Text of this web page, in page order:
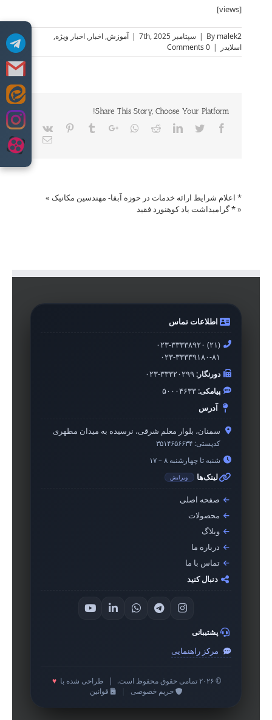
to
content
[views]
By malek2
| سپتامبر 7th, 2025 | آموزش, اخبار, اخبار ویژه,
اسلایدر
|
0 Comments
Share This Story, Choose Your Platform!
Facebook
Twitter
LinkedIn
Reddit
Whatsapp
Google+
Tumblr
Pinterest
Vk
Email
* اعلام شرایط ارائه خدمات در حوزه آبفا- مهندسین مکانیک »
«* گرامیداشت یاد کوهنورد فقید
اطلاعات تماس
۰۲۳-۳۳۳۳۸۹۲۰ (۲۱)
۰۲۳-۳۳۳۳۹۱۸۰-۸۱
دورنگار:۰۲۳-۳۳۳۲۰۲۹۹
پیامکی:۵۰۰۰۴۶۳۳
آدرس
سمنان، بلوار معلم شرقی، نرسیده به میدان مطهری
کدپستی: ۳۵۱۴۶۵۶۶۳۴
شنبه تا چهارشنبه ۸ – ۱۷
لینک‌ها ویرایش
صفحه اصلی
محصولات
وبلاگ
درباره ما
تماس با ما
دنبال کنید
پشتیبانی
مرکز راهنمایی
© ۲۰۲۶ تمامی حقوق محفوظ است. طراحی شده با ♥
حریم خصوصی
قوانین